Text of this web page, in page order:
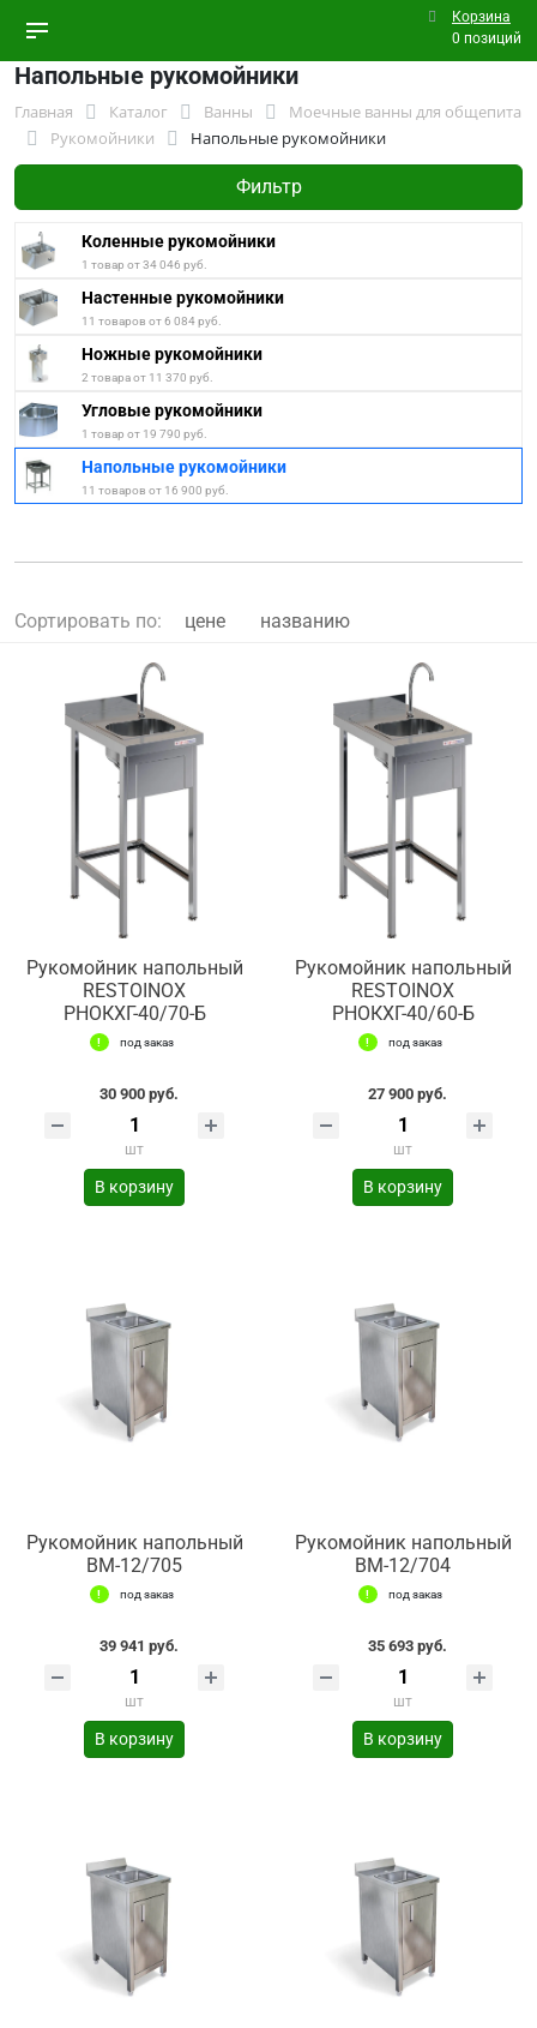
Корзина
0 позиций
Напольные рукомойники
Главная Каталог Ванны
Моечные ванны для общепита
Рукомойники
Напольные рукомойники
Фильтр
Коленные рукомойники
1 товар от 34 046 руб.
Настенные рукомойники
11 товаров от 6 084 руб.
Ножные рукомойники
2 товара от 11 370 руб.
Угловые рукомойники
1 товар от 19 790 руб.
Напольные рукомойники
11 товаров от 16 900 руб.
Сортировать по: цене названию
Рукомойник напольный
RESTOINOX
РНОКХГ-40/70-Б
под заказ
30 900 руб.
шт
В корзину
Рукомойник напольный
RESTOINOX
РНОКХГ-40/60-Б
под заказ
27 900 руб.
шт
В корзину
Рукомойник напольный
ВМ-12/705
под заказ
39 941 руб.
шт
В корзину
Рукомойник напольный
ВМ-12/704
под заказ
35 693 руб.
шт
В корзину